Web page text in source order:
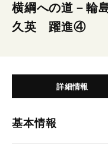
横綱への道－輪
久英 躍進④
詳細情報
基本情報